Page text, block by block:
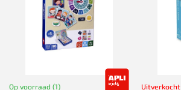
Op voorraad (1) Uitverkocht